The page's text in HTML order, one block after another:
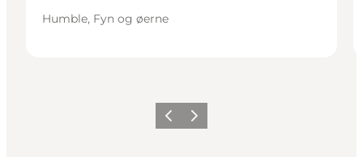
Humble, Fyn og øerne
ForrigeNæste